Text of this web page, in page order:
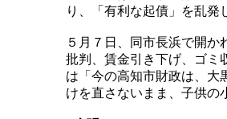
り、「有利な起債」を乱発
５月７日、同市長浜で開
批判、賃金引き下げ、ゴミ
は「今の高知市財政は、大
けを直さないまま、子供の